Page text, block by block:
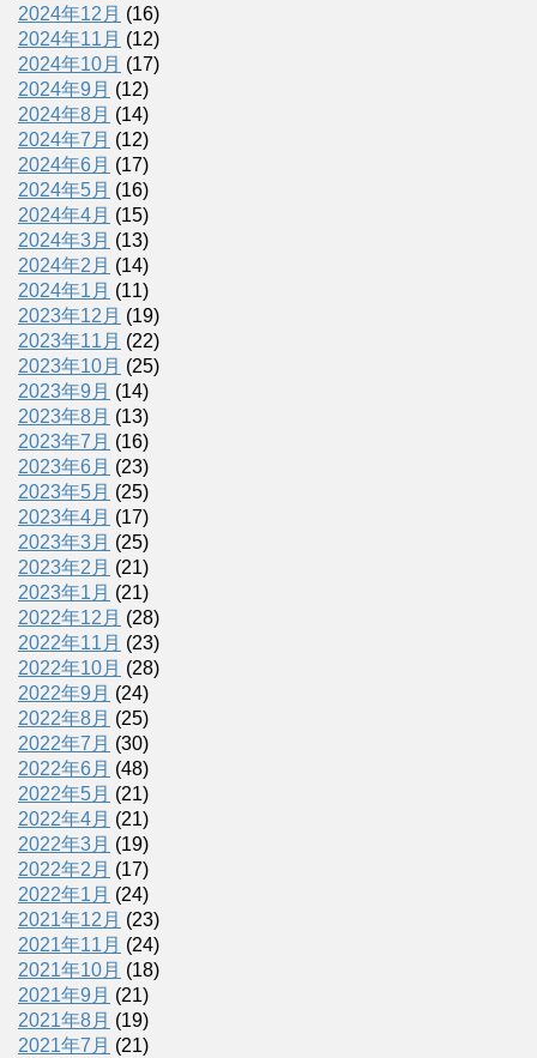
2024年12月 (16)
2024年11月 (12)
2024年10月 (17)
2024年9月 (12)
2024年8月 (14)
2024年7月 (12)
2024年6月 (17)
2024年5月 (16)
2024年4月 (15)
2024年3月 (13)
2024年2月 (14)
2024年1月 (11)
2023年12月 (19)
2023年11月 (22)
2023年10月 (25)
2023年9月 (14)
2023年8月 (13)
2023年7月 (16)
2023年6月 (23)
2023年5月 (25)
2023年4月 (17)
2023年3月 (25)
2023年2月 (21)
2023年1月 (21)
2022年12月 (28)
2022年11月 (23)
2022年10月 (28)
2022年9月 (24)
2022年8月 (25)
2022年7月 (30)
2022年6月 (48)
2022年5月 (21)
2022年4月 (21)
2022年3月 (19)
2022年2月 (17)
2022年1月 (24)
2021年12月 (23)
2021年11月 (24)
2021年10月 (18)
2021年9月 (21)
2021年8月 (19)
2021年7月 (21)